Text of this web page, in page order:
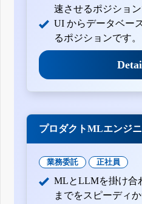
速させるポジション
UI からデータベー
るポジションです。
プロダクトMLエンジ
業務委託 正社員
MLとLLMを掛け合
までをスピーディ